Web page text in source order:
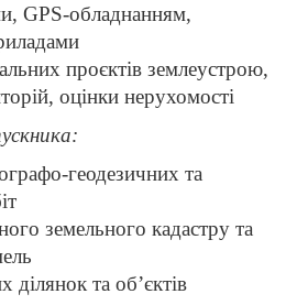
GPS-обладнанням,
проєктів землеустрою,
оцінки нерухомості
геодезичних та
земельного кадастру та
ділянок та об’єктів